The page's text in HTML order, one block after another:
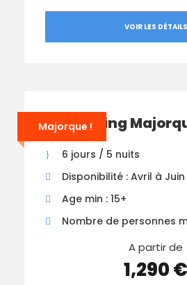
VOIR LES DÉTAILS
Majorque !
Canyoning
6 jours / 5 nuits
Disponibilité : Avril à Juin
Age min : 15+
Nombre de personnes
A partir de
1,290 €